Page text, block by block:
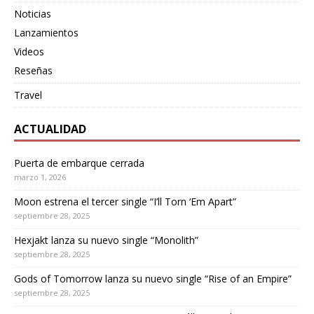
Noticias
Lanzamientos
Videos
Reseñas
Travel
ACTUALIDAD
Puerta de embarque cerrada
marzo 1, 2026
Moon estrena el tercer single “I’ll Torn ‘Em Apart”
septiembre 28, 2025
Hexjakt lanza su nuevo single “Monolith”
septiembre 28, 2025
Gods of Tomorrow lanza su nuevo single “Rise of an Empire”
septiembre 28, 2025